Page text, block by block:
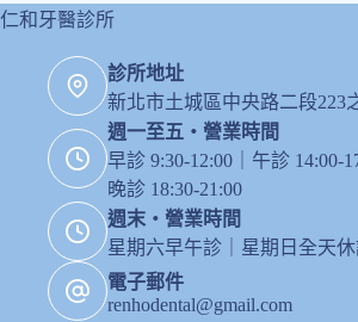
仁和牙醫診所
診所地址
新北市土城區中央路二段223
週一至五・營業時間
早診 9:30-12:00｜午診 14:00-
晚診 18:30-21:00
週末・營業時間
星期六早午診｜星期日全天
電子郵件
renhodental@gmail.com